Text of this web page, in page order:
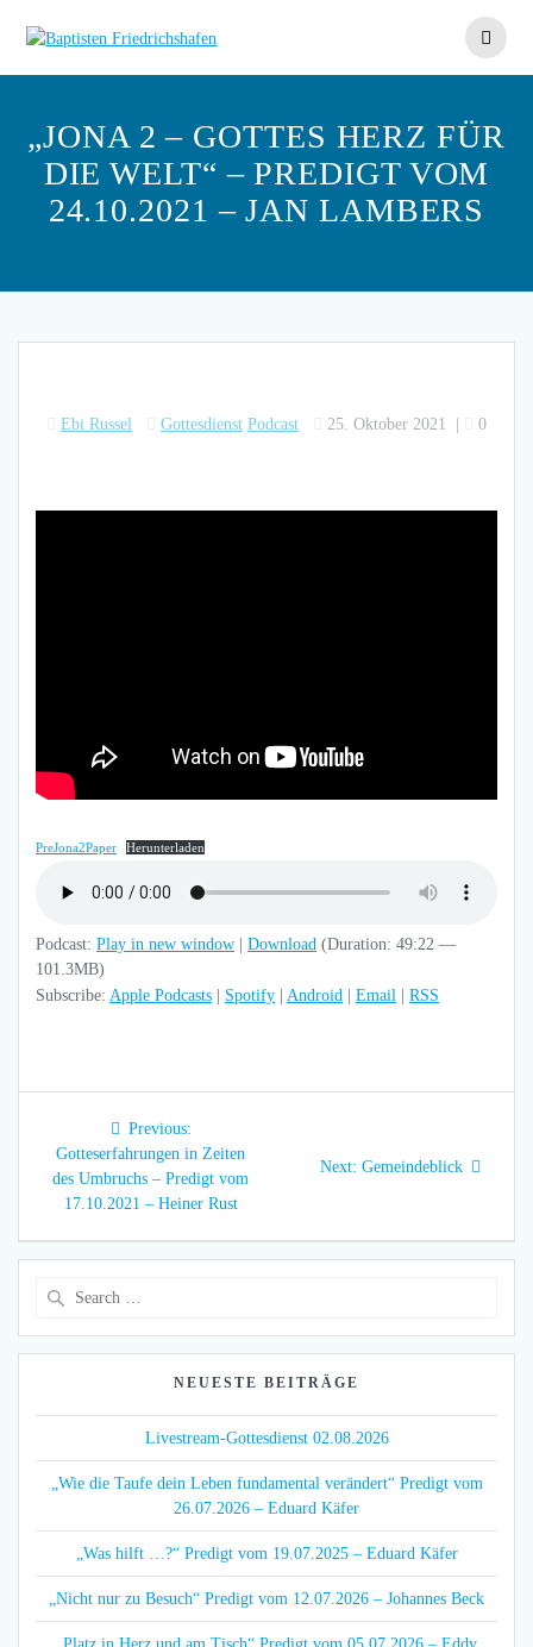
„JONA 2 – GOTTES HERZ FÜR
DIE WELT“ – PREDIGT VOM
24.10.2021 – JAN LAMBERS
Ebi Russel Gottesdienst Podcast 25. Oktober 2021 0
PreJona2Paper Herunterladen
Podcast: Play in new window Download (Duration: 49:22 —
101.3MB)
Subscribe: Apple Podcasts Spotify Android Email RSS
Beitragsnavigation
Previous:Previous
post:
Gotteserfahrungen in Zeiten
des Umbruchs – Predigt vom
17.10.2021 – Heiner Rust
Next: Next
Gemeindeblick
NEUESTE BEITRÄGE
Livestream-Gottesdienst 02.08.2026
„Wie die Taufe dein Leben fundamental verändert“ Predigt vom
26.07.2026 – Eduard Käfer
„Was hilft …?“ Predigt vom 19.07.2025 – Eduard Käfer
„Nicht nur zu Besuch“ Predigt vom 12.07.2026 – Johannes Beck